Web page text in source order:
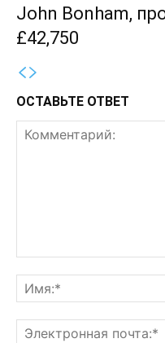
John Bonham,
£42,750
ОСТАВЬТЕ ОТВЕТ